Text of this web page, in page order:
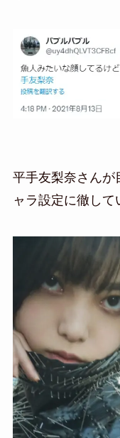
平手友梨奈さんが
ャラ設定に徹して